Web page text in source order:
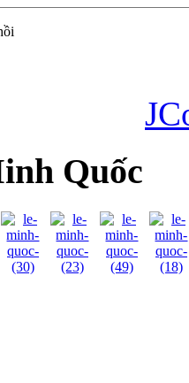
Quốc